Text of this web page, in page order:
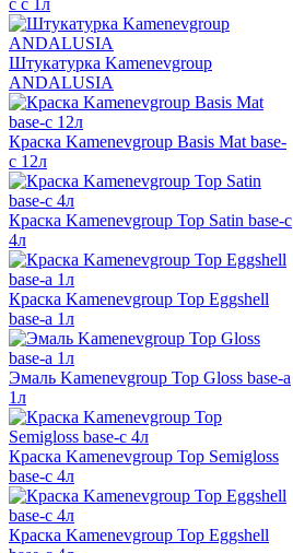
c c 1л
Штукатурка Kamenevgroup
ANDALUSIA
Краска Kamenevgroup Basis Mat base-
c 12л
Краска Kamenevgroup Top Satin base-c
4л
Краска Kamenevgroup Top Eggshell
base-a 1л
Эмаль Kamenevgroup Top Gloss base-a
1л
Краска Kamenevgroup Top Semigloss
base-c 4л
Краска Kamenevgroup Top Eggshell